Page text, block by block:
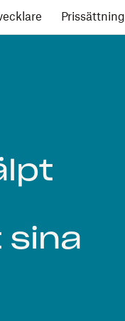
Prissättning
sina